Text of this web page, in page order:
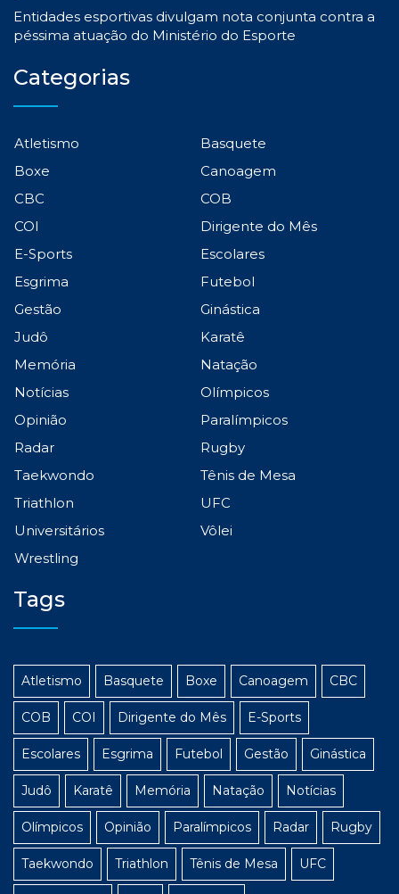
Entidades esportivas divulgam nota conjunta contra a
péssima atuação do Ministério do Esporte
Categorias
Atletismo
Basquete
Boxe
Canoagem
CBC
COB
COI
Dirigente do Mês
E-Sports
Escolares
Esgrima
Futebol
Gestão
Ginástica
Judô
Karatê
Memória
Natação
Notícias
Olímpicos
Opinião
Paralímpicos
Radar
Rugby
Taekwondo
Tênis de Mesa
Triathlon
UFC
Universitários
Vôlei
Wrestling
Tags
Atletismo Basquete Boxe Canoagem CBC
COB COI Dirigente do Mês E-Sports
Escolares Esgrima Futebol Gestão Ginástica
Judô Karatê Memória Natação Notícias
Olímpicos Opinião Paralímpicos Radar Rugby
Taekwondo Triathlon Tênis de Mesa UFC